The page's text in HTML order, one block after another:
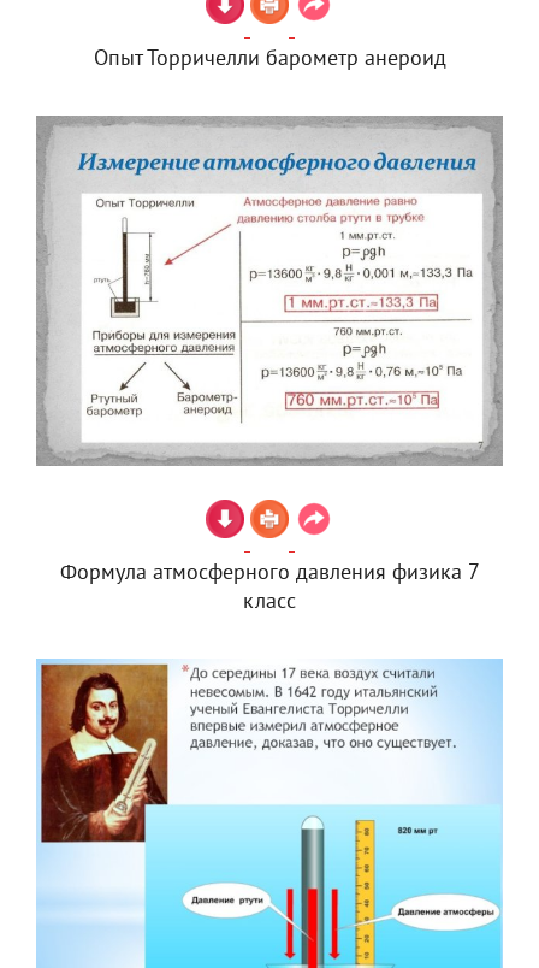
Опыт Торричелли барометр анероид
Формула атмосферного давления физика 7
класс